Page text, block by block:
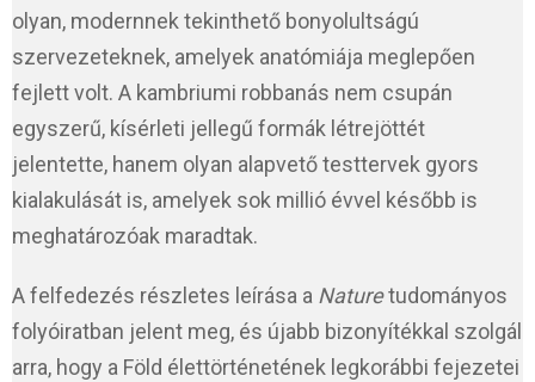
olyan, modernnek tekinthető bonyolultságú
szervezeteknek, amelyek anatómiája meglepően
fejlett volt. A kambriumi robbanás nem csupán
egyszerű, kísérleti jellegű formák létrejöttét
jelentette, hanem olyan alapvető testtervek gyors
kialakulását is, amelyek sok millió évvel később is
meghatározóak maradtak.
A felfedezés részletes leírása a Naturetudományos
folyóiratban jelent meg, és újabb bizonyítékkal szolgál
arra, hogy a Föld élettörténetének legkorábbi fejezetei